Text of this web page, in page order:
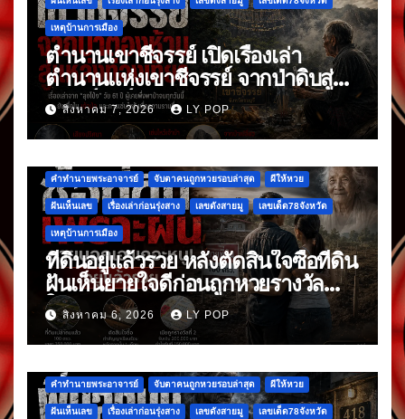
เหตุบ้านการเมือง
ตำนานเขาชีจรรย์ เปิดเรื่องเล่า
ตำนานแห่งเขาชีจรรย์ จากป่าดิบสู่
แลนด์มาร์กดัง
สิงหาคม 7, 2026 LY POP
คำทำนายพระอาจารย์ จับตาคนถูกหวยรอบล่าสุด ผีให้หวย
ฝันเห็นเลข เรื่องเล่าก่อนรุ่งสาง เลขดังสายมู เลขเด็ด78จังหวัด
เหตุบ้านการเมือง
ที่ดินอยู่แล้วรวย หลังตัดสินใจซื้อที่ดิน
ฝันเห็นยายใจดีก่อนถูกหวยรางวัล
ใหญ่
สิงหาคม 6, 2026 LY POP
คำทำนายพระอาจารย์ จับตาคนถูกหวยรอบล่าสุด ผีให้หวย
ฝันเห็นเลข เรื่องเล่าก่อนรุ่งสาง เลขดังสายมู เลขเด็ด78จังหวัด